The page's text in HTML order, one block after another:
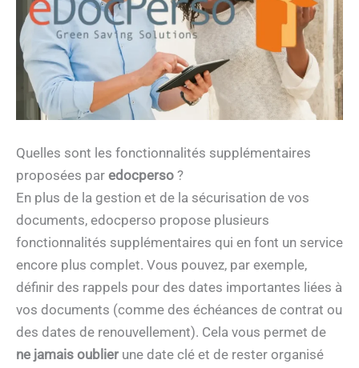
Quelles sont les fonctionnalités supplémentaires
proposées par edocperso ?
En plus de la gestion et de la sécurisation de vos
documents, edocperso propose plusieurs
fonctionnalités supplémentaires qui en font un service
encore plus complet. Vous pouvez, par exemple,
définir des rappels pour des dates importantes liées à
vos documents (comme des échéances de contrat ou
des dates de renouvellement). Cela vous permet de
ne jamais oublierune date clé et de rester organisé